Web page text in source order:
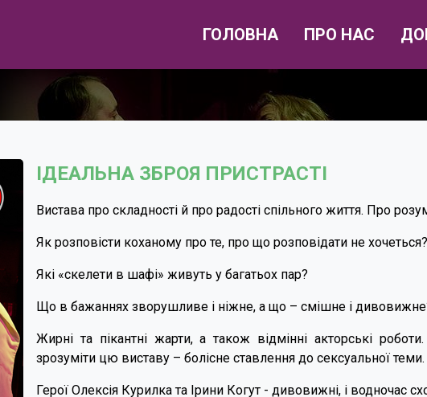
ГОЛОВНА ПРО НАС
ІДЕАЛЬНА ЗБРОЯ ПРИСТРАСТІ
Вистава про складності й про радості спільного життя. Про
Як розповісти коханому про те, про що розповідати не хочеться?
Які «скелети в шафі» живуть у багатьох пар?
Що в бажаннях зворушливе і ніжне, а що – смішне і
Жирні та пікантні жарти, а також відмінні акторські
зрозуміти цю виставу – болісне ставлення до сексуальної теми.
Герої Олексія Курилка та Ірини Когут - дивовижні, і водночас